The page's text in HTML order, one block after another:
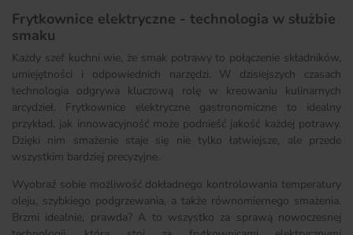
Frytkownice elektryczne - technologia w służbie
smaku
Każdy szef kuchni wie, że smak potrawy to połączenie składników,
umiejętności i odpowiednich narzędzi. W dzisiejszych czasach
technologia odgrywa kluczową rolę w kreowaniu kulinarnych
arcydzieł. Frytkownice elektryczne gastronomiczne to idealny
przykład, jak innowacyjność może podnieść jakość każdej potrawy.
Dzięki nim smażenie staje się nie tylko łatwiejsze, ale przede
wszystkim bardziej precyzyjne.
Wyobraź sobie możliwość dokładnego kontrolowania temperatury
oleju, szybkiego podgrzewania, a także równomiernego smażenia.
Brzmi idealnie, prawda? A to wszystko za sprawą nowoczesnej